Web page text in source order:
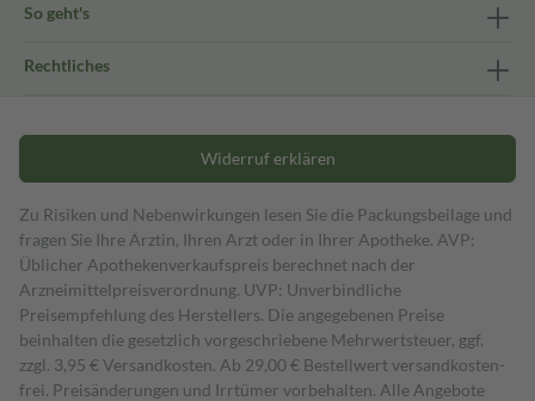
So geht's
Rechtliches
Widerruf erklären
Zu Risiken und Nebenwirkungen lesen Sie die Packungsbeilage und
fragen Sie Ihre Ärztin, Ihren Arzt oder in Ihrer Apotheke. AVP:
Üblicher Apothekenverkaufspreis berechnet nach der
Arzneimittelpreisverordnung. UVP: Unverbindliche
Preisempfehlung des Herstellers. Die angegebenen Preise
beinhalten die gesetzlich vorgeschriebene Mehrwertsteuer, ggf.
zzgl. 3,95 € Versandkosten. Ab 29,00 € Bestell­wert versand­kosten­
frei. Preisänderungen und Irrtümer vorbehalten. Alle Angebote